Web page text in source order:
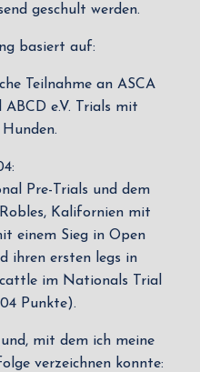
geschult werden.
basiert auf:
Teilnahme an ASCA
ABCD e.V. Trials mit
Pre-Trials und dem
Kalifornien mit
einem Sieg in Open
ihren ersten legs in
im Nationals Trial
Punkte).
mit dem ich meine
verzeichnen konnte: